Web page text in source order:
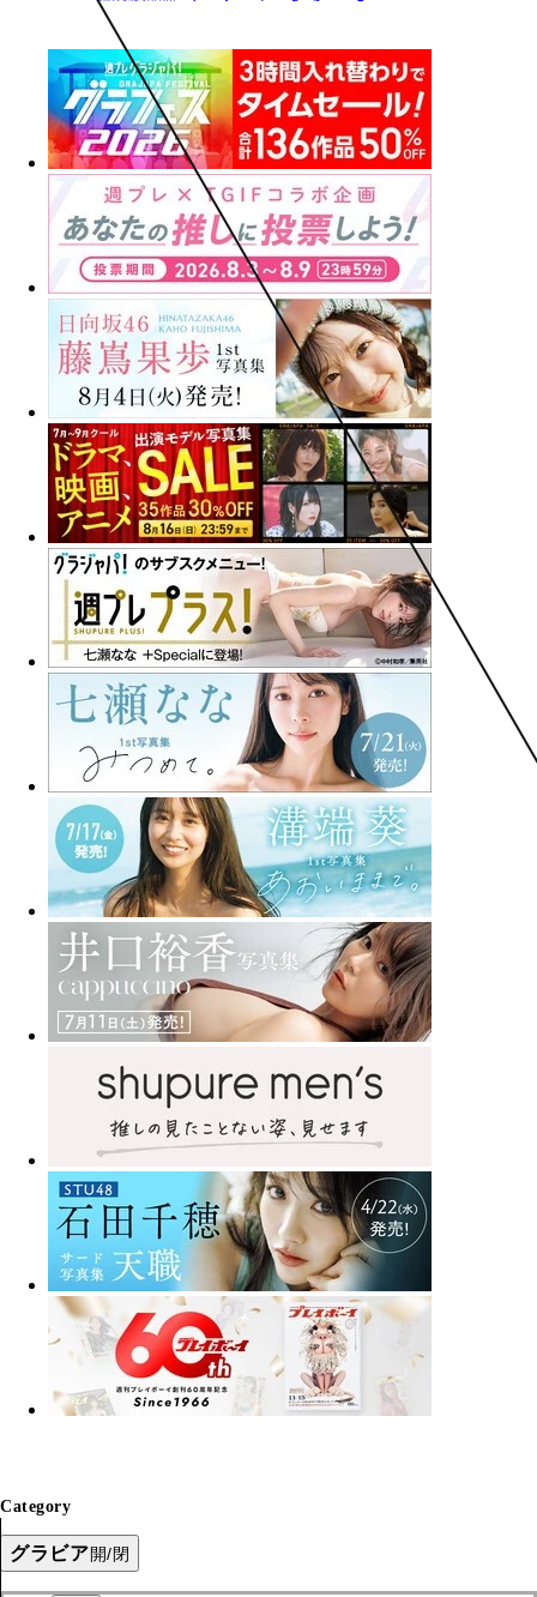
Category
グラビア開/閉